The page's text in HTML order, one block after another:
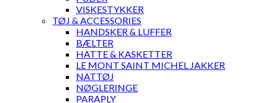
VISKESTYKKER
TØJ & ACCESSORIES
HANDSKER & LUFFER
BÆLTER
HATTE & KASKETTER
LE MONT SAINT MICHEL JAKKER
NATTØJ
NØGLERINGE
PARAPLY